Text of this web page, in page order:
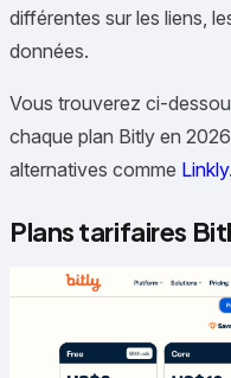
différentes sur les liens,
données.
Vous trouverez ci-
chaque plan Bitly en
alternatives comme Linkly.
Plans tarifaires